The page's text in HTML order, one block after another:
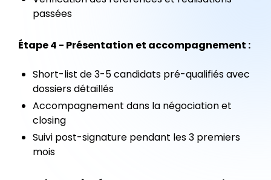
passées
Étape 4 - Présentation et accompagnement :
Short-list de 3-5 candidats pré-qualifiés avec
dossiers détaillés
Accompagnement dans la négociation et
closing
Suivi post-signature pendant les 3 premiers
mois